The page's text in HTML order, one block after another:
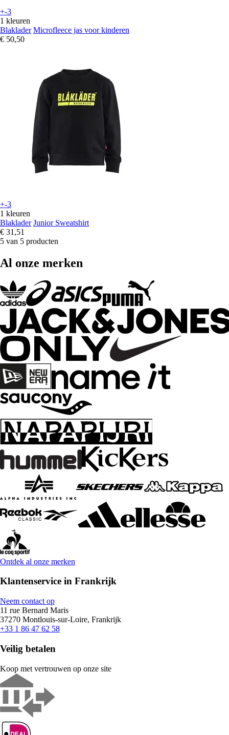
+-3
1 kleuren
Blaklader Microfleece jas voor kinderen
€ 50,50
+-3
1 kleuren
Blaklader Junior Sweatshirt
€ 31,51
5 van 5 producten
Al onze merken
Ontdek al onze merken
Klantenservice in Frankrijk
Neem contact op
11 rue Bernard Maris
37270 Montlouis-sur-Loire, Frankrijk
+33 1 86 47 62 58
Veilig betalen
Koop met vertrouwen op onze site